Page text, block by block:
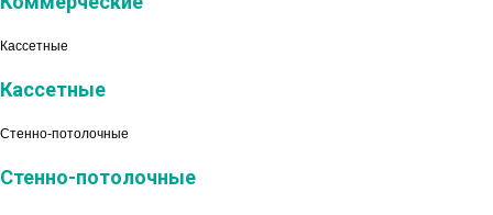
Кассетные
Кассетные
Стенно-потолочные
Стенно-потолочные